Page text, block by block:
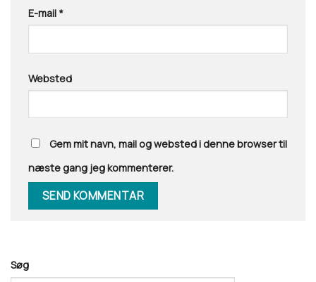
E-mail *
Websted
Gem mit navn, mail og websted i denne browser til
næste gang jeg kommenterer.
Søg